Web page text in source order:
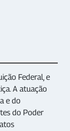
Federal, e
A atuação
e do
do Poder